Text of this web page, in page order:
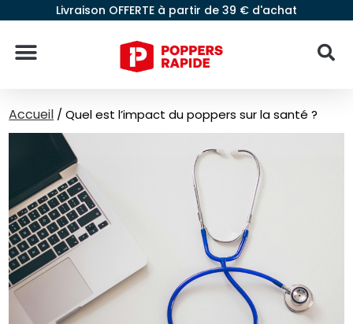
Livraison OFFERTE à partir de 39 € d'achat
Accueil /Quel est l’impact du poppers sur la santé ?